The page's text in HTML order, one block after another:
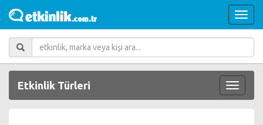
Etkinlik Türleri